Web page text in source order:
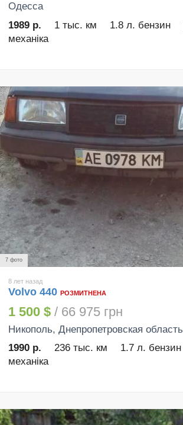
Одесса
1989 р.
1 тыс. км 1.8 л. бензин
механіка
7 фото
8 лет назад
Volvo 440 РОЗМИТНЕНА
1 500 $ / 66 975 грн
Никополь, Днепропетровская область
1990 р.
236 тыс. км 1.7 л. бензин
механіка